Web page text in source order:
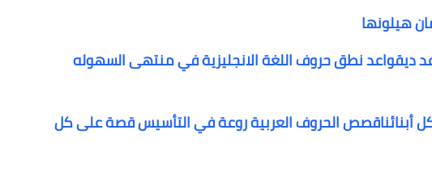
هيلونها
ديقواعد نطق حروف اللغة الانجليزية في منتهى السهوله
قصص الحروف العربية روعة في التأسيس قصة على كل